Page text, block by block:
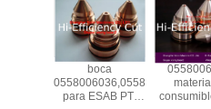
boca
para ESAB PT-